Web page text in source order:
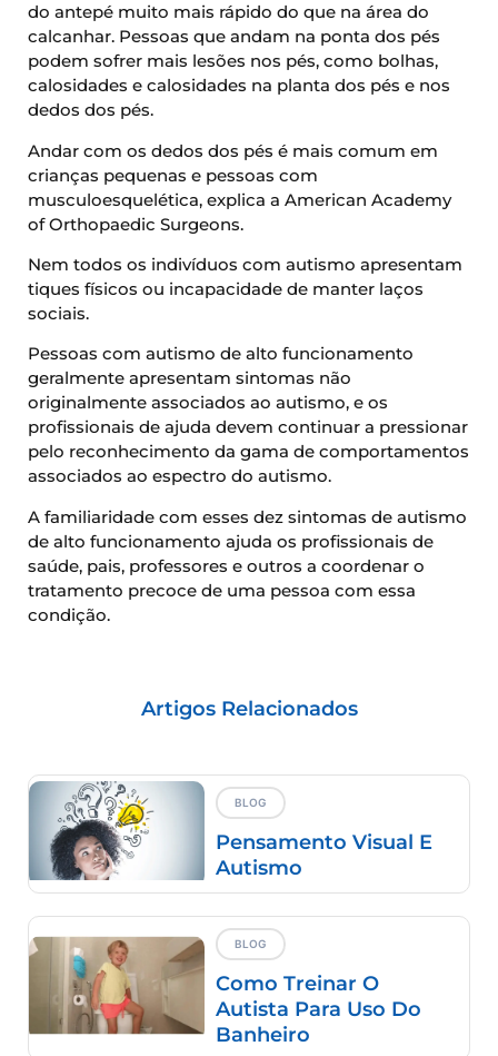
do antepé muito mais rápido do que na área do
calcanhar. Pessoas que andam na ponta dos pés
podem sofrer mais lesões nos pés, como bolhas,
calosidades e calosidades na planta dos pés e nos
dedos dos pés.
Andar com os dedos dos pés é mais comum em
crianças pequenas e pessoas com
musculoesquelética, explica a American Academy
of Orthopaedic Surgeons.
Nem todos os indivíduos com autismo apresentam
tiques físicos ou incapacidade de manter laços
sociais.
Pessoas com autismo de alto funcionamento
geralmente apresentam sintomas não
originalmente associados ao autismo, e os
profissionais de ajuda devem continuar a pressionar
pelo reconhecimento da gama de comportamentos
associados ao espectro do autismo.
A familiaridade com esses dez sintomas de autismo
de alto funcionamento ajuda os profissionais de
saúde, pais, professores e outros a coordenar o
tratamento precoce de uma pessoa com essa
condição.
Artigos Relacionados
BLOG
Pensamento Visual E
Autismo
BLOG
Como Treinar O
Autista Para Uso Do
Banheiro